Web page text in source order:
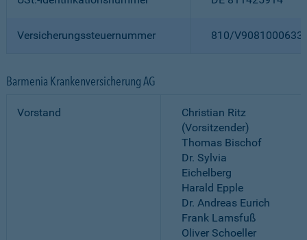
Versicherungssteuernummer 810/
Barmenia Krankenversicherung AG
Vorstand
Christian Ritz
(Vorsitzender)
Thomas Bischof
Dr. Sylvia
Eichelberg
Harald Epple
Dr. Andreas Eurich
Frank Lamsfuß
Oliver Schoeller